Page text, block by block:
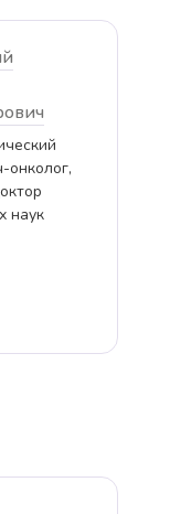
онколог,
наук